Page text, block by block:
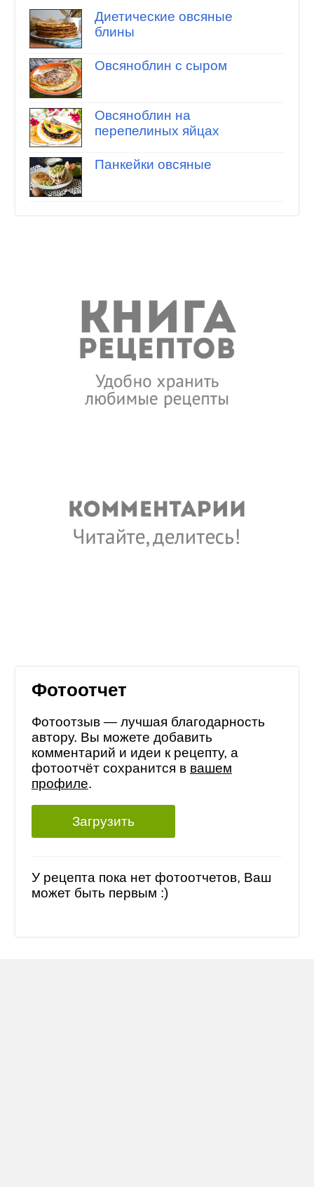
Диетические овсяные
блины
Овсяноблин с сыром
Овсяноблин на
перепелиных яйцах
Панкейки овсяные
Фотоотчет
Фотоотзыв — лучшая благодарность
автору. Вы можете добавить
комментарий и идеи к рецепту, а
фотоотчёт сохранится в вашем
профиле.
Загрузить
У рецепта пока нет фотоотчетов, Ваш
может быть первым :)